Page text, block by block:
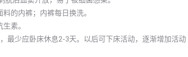
的内裤；内裤每日换洗。
素。
最少应卧床休息2-3天。以后可下床活动，逐渐增加活动